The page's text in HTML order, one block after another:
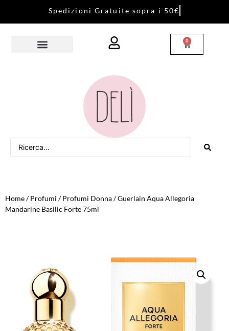
Sped izi on i Gratu ite sopra i 50€
0
Home/Profumi /Profumi Donna/ Guerlain Aqua Allegoria
Mandarine Basilic Forte 75ml